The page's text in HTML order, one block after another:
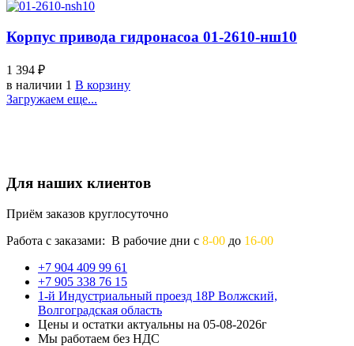
Корпус привода гидронасоа 01-2610-нш10
1 394 ₽
в наличии 1 В корзину
Загружаем еще...
Для наших клиентов
Приём заказов круглосуточно
Работа с заказами: В рабочие дни с 8-00 до 16-00
+7 904 409 99 61
+7 905 338 76 15
1-й Индустриальный проезд 18Р Волжский,
Волгоградская область
Цены и остатки актуальны на 05-08-2026г
Мы работаем без НДС